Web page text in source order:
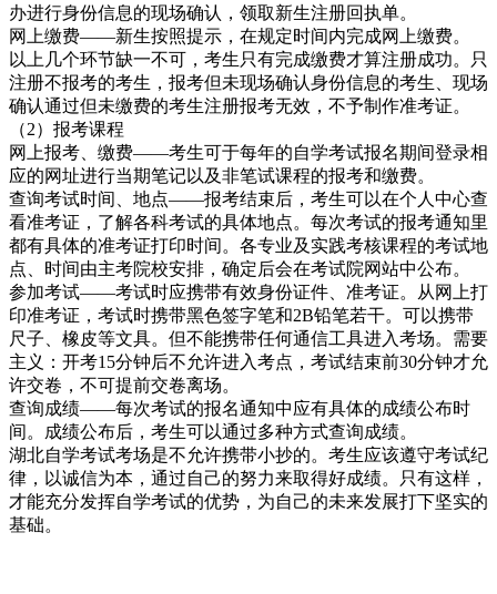
办进行身份信息的现场确认，领取新生注册回执单。
网上缴费——新生按照提示，在规定时间内完成网上缴费。
以上几个环节缺一不可，考生只有完成缴费才算注册成功。只
注册不报考的考生，报考但未现场确认身份信息的考生、现场
确认通过但未缴费的考生注册报考无效，不予制作准考证。
（2）报考课程
网上报考、缴费——考生可于每年的自学考试报名期间登录相
应的网址进行当期笔记以及非笔试课程的报考和缴费。
查询考试时间、地点——报考结束后，考生可以在个人中心查
看准考证，了解各科考试的具体地点。每次考试的报考通知里
都有具体的准考证打印时间。各专业及实践考核课程的考试地
点、时间由主考院校安排，确定后会在考试院网站中公布。
参加考试——考试时应携带有效身份证件、准考证。从网上打
印准考证，考试时携带黑色签字笔和2B铅笔若干。可以携带
尺子、橡皮等文具。但不能携带任何通信工具进入考场。需要
主义：开考15分钟后不允许进入考点，考试结束前30分钟才允
许交卷，不可提前交卷离场。
查询成绩——每次考试的报名通知中应有具体的成绩公布时
间。成绩公布后，考生可以通过多种方式查询成绩。
湖北自学考试考场是不允许携带小抄的。考生应该遵守考试纪
律，以诚信为本，通过自己的努力来取得好成绩。只有这样，
才能充分发挥自学考试的优势，为自己的未来发展打下坚实的
基础。